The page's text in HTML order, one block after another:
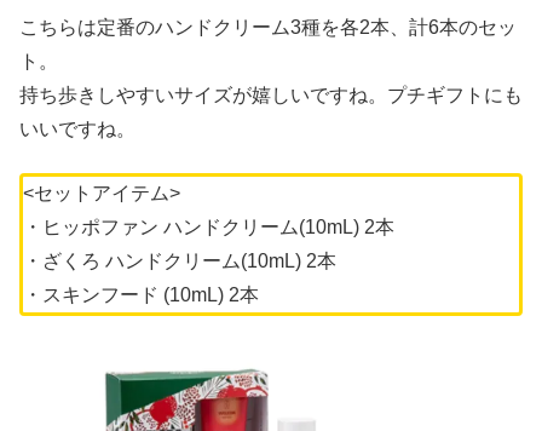
こちらは定番のハンドクリーム3種を各2本、計6本のセッ
ト。
持ち歩きしやすいサイズが嬉しいですね。プチギフトにも
いいですね。
<セットアイテム>
・ヒッポファン ハンドクリーム(10mL) 2本
・ざくろ ハンドクリーム(10mL) 2本
・スキンフード (10mL) 2本